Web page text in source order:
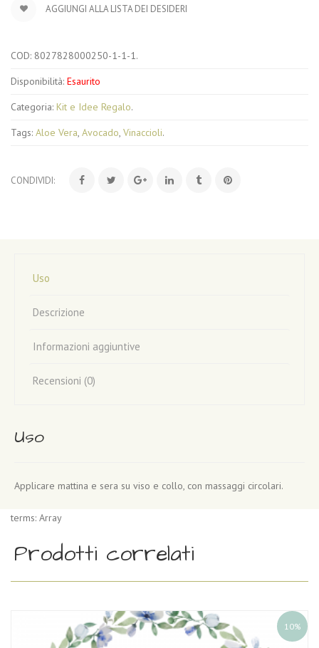
AGGIUNGI ALLA LISTA DEI DESIDERI
COD: 8027828000250-1-1-1.
Disponibilità: Esaurito
Categoria: Kit e Idee Regalo.
Tags: Aloe Vera, Avocado, Vinaccioli.
CONDIVIDI:
Uso
Descrizione
Informazioni aggiuntive
Recensioni (0)
Uso
Applicare mattina e sera su viso e collo, con massaggi circolari.
terms: Array
Prodotti correlati
10%